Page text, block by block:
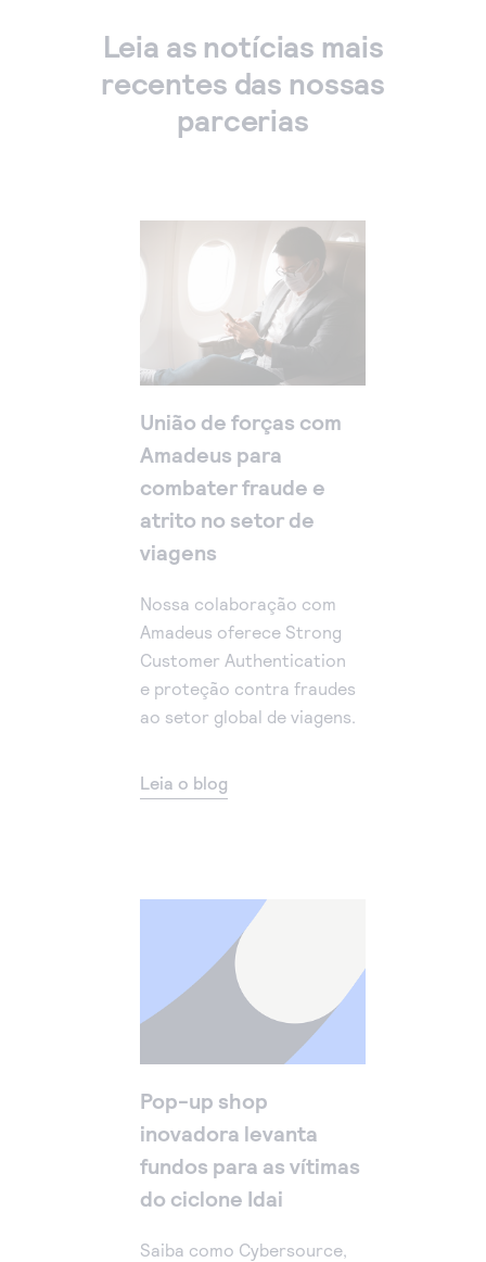
Leia as notícias mais
recentes das nossas
parcerias
União de forças com
Amadeus para
combater fraude e
atrito no setor de
viagens
Nossa colaboração com
Amadeus oferece Strong
Customer Authentication
e proteção contra fraudes
ao setor global de viagens.
Leia o blog
Pop-up shop
inovadora levanta
fundos para as vítimas
do ciclone Idai
Saiba como Cybersource,